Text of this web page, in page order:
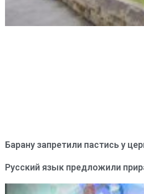
Барану запретили пастись у
Русский язык предложили